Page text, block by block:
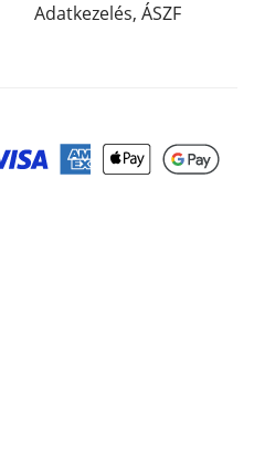
Adatkezelés, ÁSZF